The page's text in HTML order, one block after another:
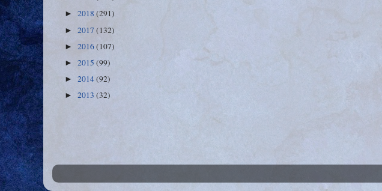
► 2018 (291)
► 2017 (132)
► 2016(107)
► 2015 (99)
► 2014(92)
► 2013 (32)